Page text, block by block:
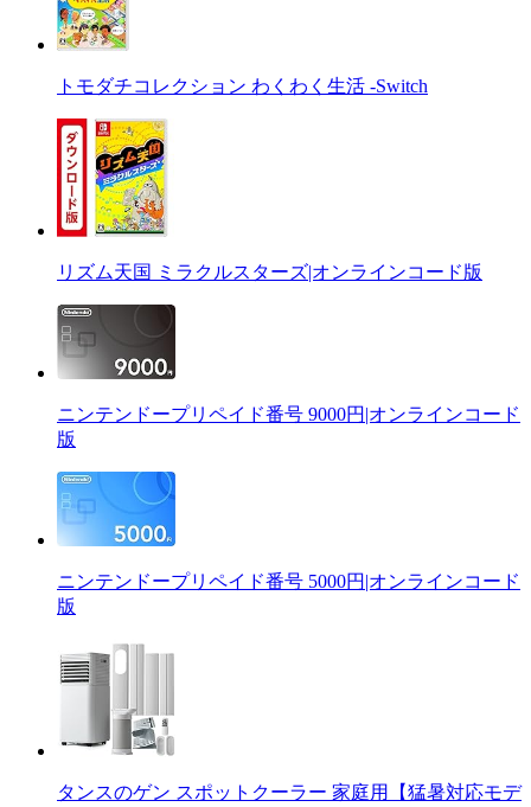
トモダチコレクション わくわく生活 -Switch
リズム天国 ミラクルスターズ|オンラインコード版
ニンテンドープリペイド番号 9000円|オンラインコード
版
ニンテンドープリペイド番号 5000円|オンラインコード
版
タンスのゲン スポットクーラー 家庭用【猛暑対応モデ